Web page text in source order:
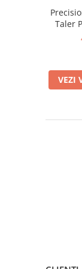
Taler
VEZI